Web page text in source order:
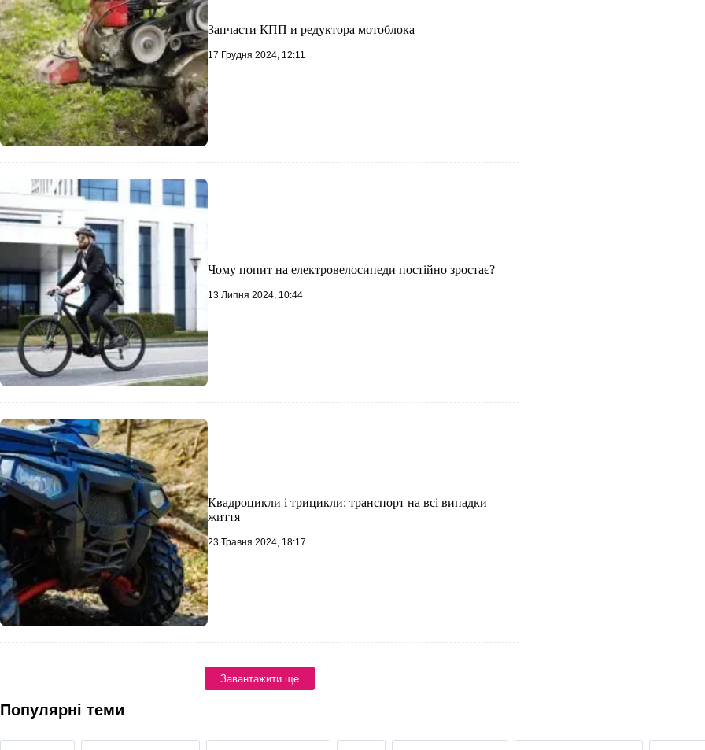
Запчасти КПП и редуктора мотоблока
17 Грудня 2024, 12:11
Чому попит на електровелосипеди постійно зростає?
13 Липня 2024, 10:44
Квадроцикли і трицикли: транспорт на всі випадки
життя
23 Травня 2024, 18:17
Завантажити ще
Популярні теми